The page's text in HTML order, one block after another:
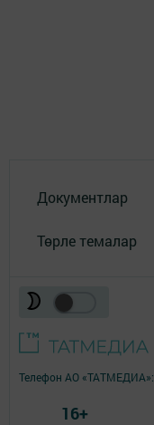
Документлар
Төрле темалар
Телефон АО «ТАТМЕДИА»:
16+